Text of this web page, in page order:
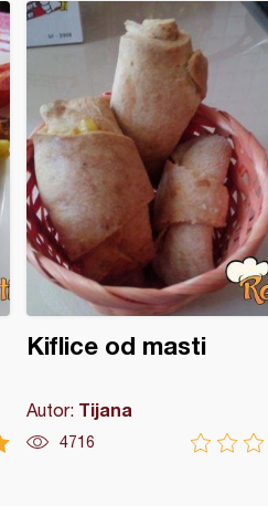
Kiflice od masti
Autor: Tijana
4716